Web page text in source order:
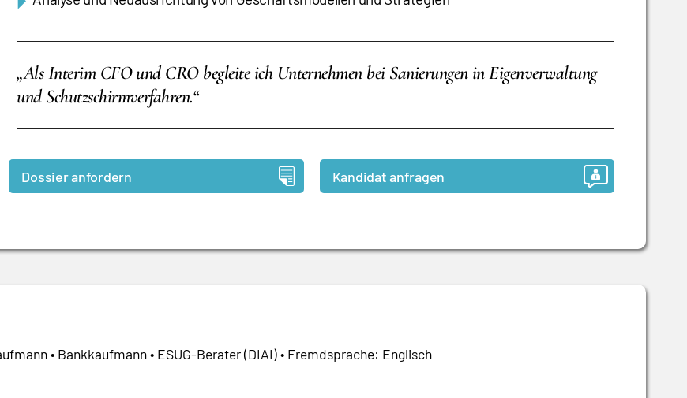
„Als Interim CFO und CRO begleite ich Unternehmen bei Sanierungen in Eigenverwaltung
und Schutzschirmverfahren.“
Dossier anfordern Kandidat anfragen
• Bankkaufmann • ESUG-Berater (DIAI) • Fremdsprache: Englisch